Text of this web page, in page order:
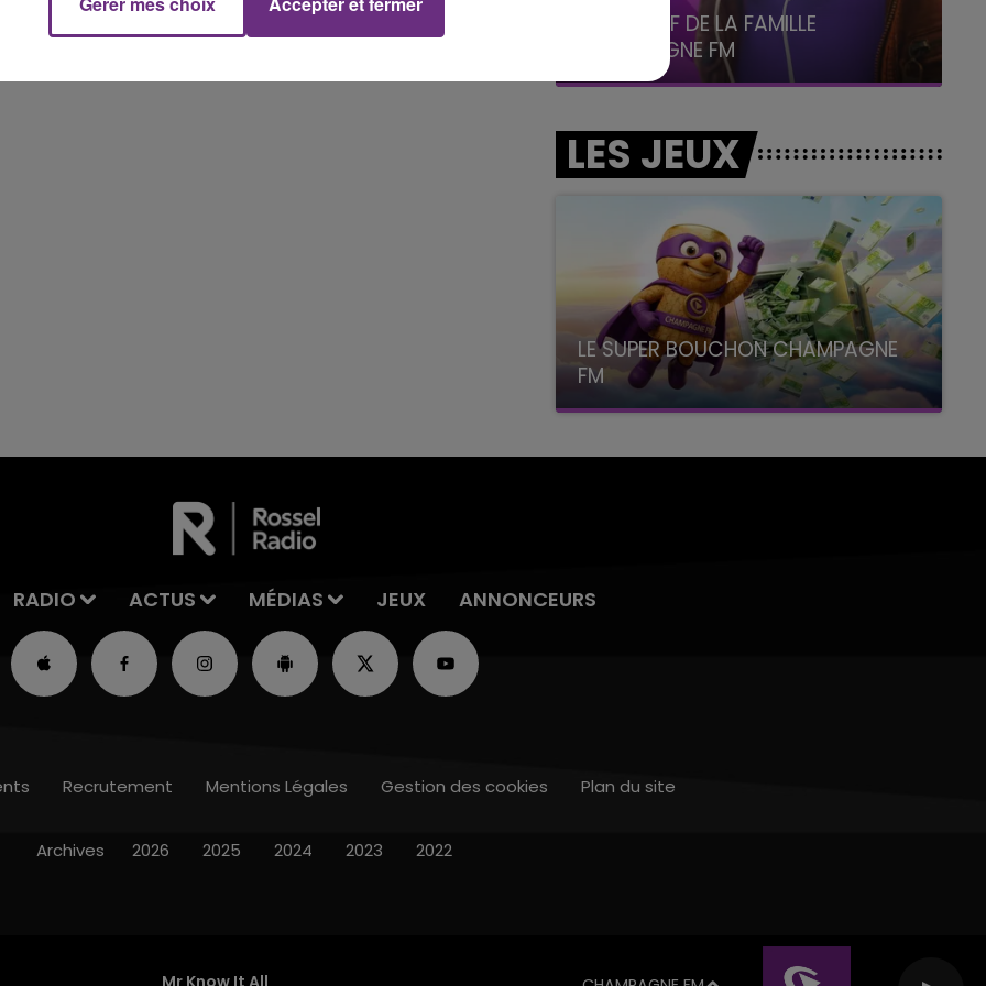
LE BEST OF DE LA FAMILLE
CHAMPAGNE FM
LES JEUX
LE SUPER BOUCHON CHAMPAGNE
FM
avec La Famille Champagne FM, à 8H10
RADIO ACTUS MÉDIAS JEUX ANNONCEURS
Mr Know It All
Recrutement Mentions Légales Gestion des cookies Plan du site
Archives 2026 2025 2024 2023 2022